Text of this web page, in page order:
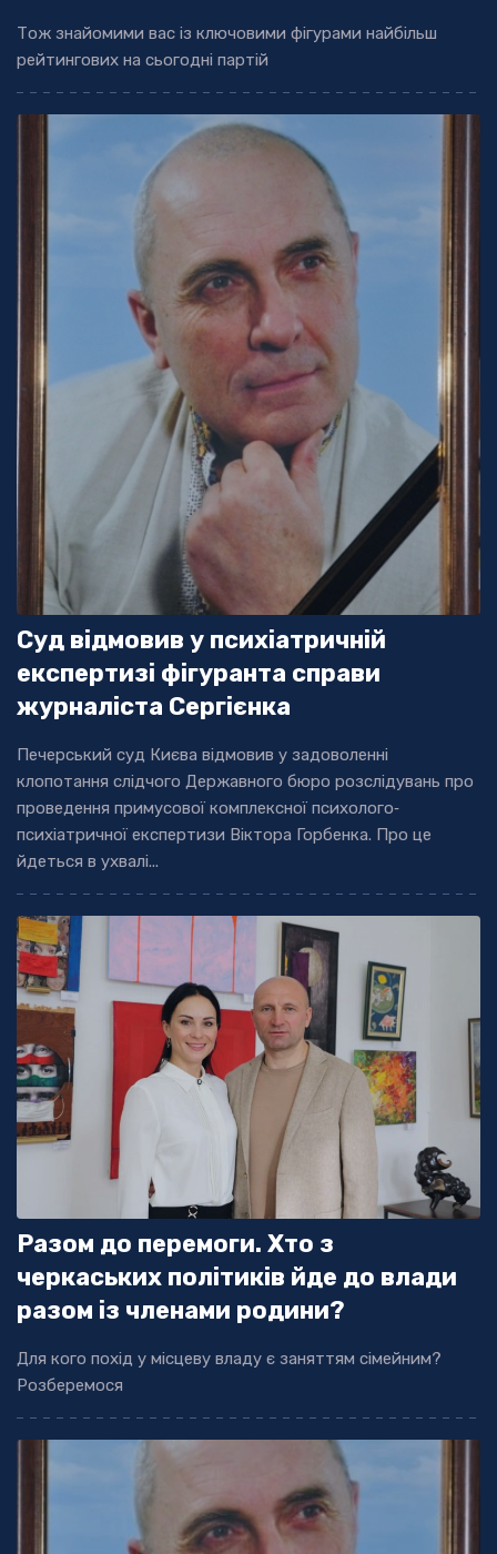
Тож знайомими вас із ключовими фігурами найбільш
рейтингових на сьогодні партій
Суд відмовив у психіатричній
експертизі фігуранта справи
журналіста Сергієнка
Печерський суд Києва відмовив у задоволенні
клопотання слідчого Державного бюро розслідувань про
проведення примусової комплексної психолого‐
психіатричної експертизи Віктора Горбенка. Про це
йдеться в ухвалі...
Разом до перемоги. Хто з
черкаських політиків йде до влади
разом із членами родини?
Для кого похід у місцеву владу є заняттям сімейним?
Розберемося